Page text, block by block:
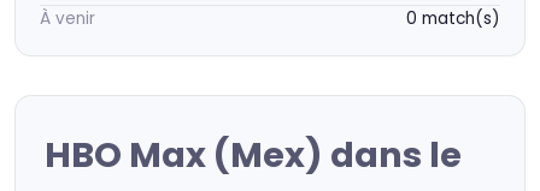
À venir
0 match(s)
HBO Max (Mex) dans le